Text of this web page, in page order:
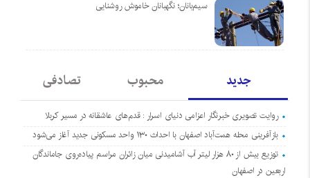
سیم‌بانان؛ نگهبانان خاموش روشنایی
جدید محبوب تصادفی
روایت تصویری خبرنگار اعزامی دنیای اسرار : قدم‌های عاشقانه در مسیر کربلا
بازآفرینی محله همت‌آباد اصفهان با احداث ۱۳۰ واحد مسکونی جدید آغاز می‌شود
توزیع بیش از ۸۰ هزار لیتر آب آشامیدنی میان زائران مراسم پیاده‌روی جاماندگان
اربعین در اصفهان